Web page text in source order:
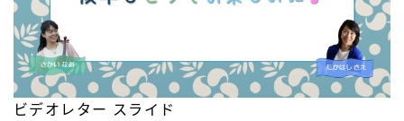
ビデオレター スライド